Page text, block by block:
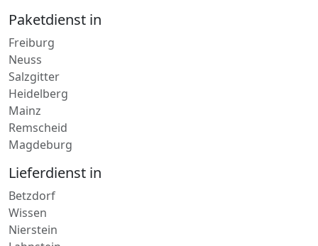
Paketdienst in
Freiburg
Neuss
Salzgitter
Heidelberg
Mainz
Remscheid
Magdeburg
Lieferdienst in
Betzdorf
Wissen
Nierstein